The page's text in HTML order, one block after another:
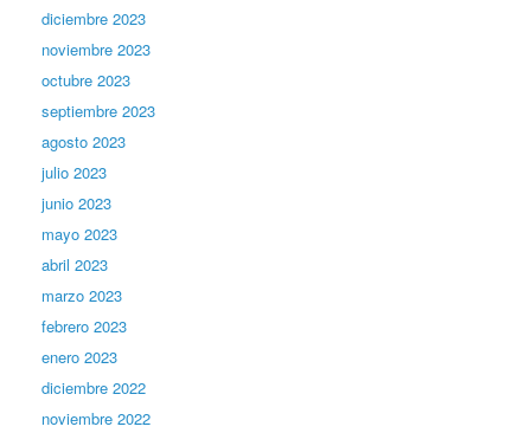
diciembre 2023
noviembre 2023
octubre 2023
septiembre 2023
agosto 2023
julio 2023
junio 2023
mayo 2023
abril 2023
marzo 2023
febrero 2023
enero 2023
diciembre 2022
noviembre 2022